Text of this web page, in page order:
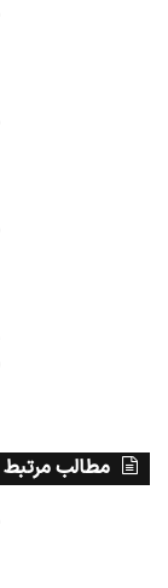
مطالب مرتبط